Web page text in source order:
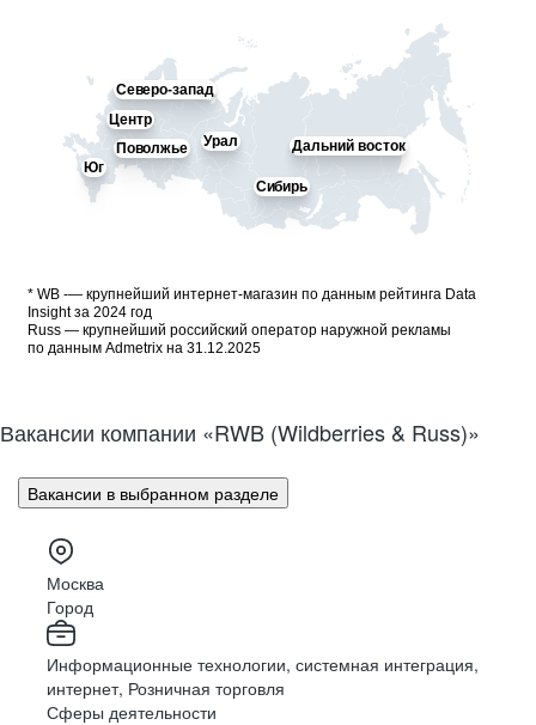
Северо-запад
Центр
Урал
Дальний восток
Поволжье
Юг
Сибирь
* WB -— крупнейший интернет-магазин по данным рейтинга Data
Insight за 2024 год
Russ — крупнейший российский оператор наружной рекламы
по данным Admetrix на 31.12.2025
Вакансии компании «RWB (Wildberries & Russ)»
Вакансии в выбранном разделе
Москва
Город
Информационные технологии, системная интеграция,
интернет, Розничная торговля
Сферы деятельности